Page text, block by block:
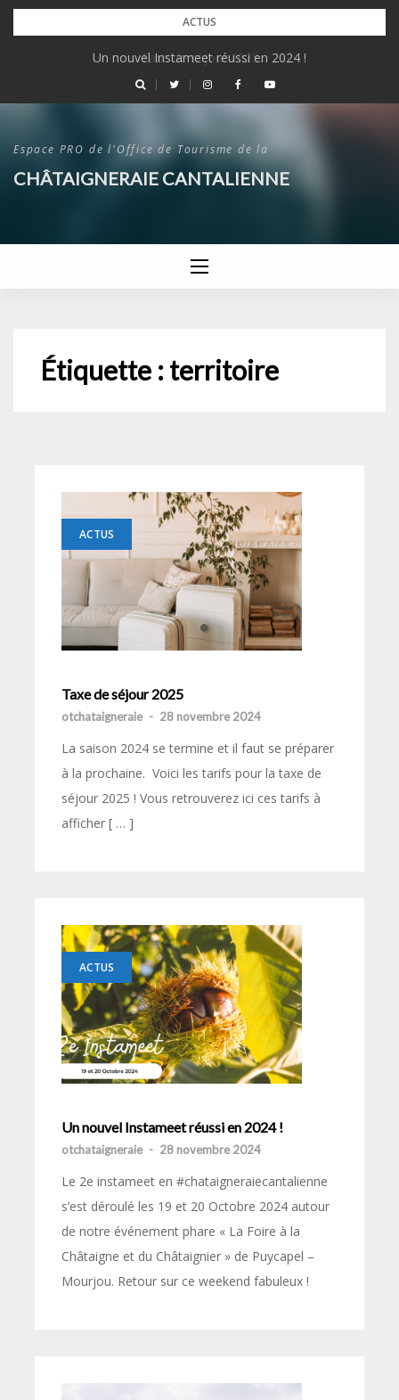
Skip
ACTUS
Un nouvel Instameet réussi en 2024 !
Espace PRO de l'Office de Tourisme de la
CHÂTAIGNERAIE CANTALIENNE
Étiquette :territoire
ACTUS
Taxe de séjour 2025
otchataigneraie - 28 novembre 2024
La saison 2024 se termine et il faut se préparer
à la prochaine. Voici les tarifs pour la taxe de
séjour 2025 ! Vous retrouverez ici ces tarifs à
afficher [ … ]
ACTUS
Un nouvel Instameet réussi en 2024 !
otchataigneraie - 28 novembre 2024
Le 2e instameet en #chataigneraiecantalienne
s’est déroulé les 19 et 20 Octobre 2024 autour
de notre événement phare « La Foire à la
Châtaigne et du Châtaignier » de Puycapel –
Mourjou. Retour sur ce weekend fabuleux !